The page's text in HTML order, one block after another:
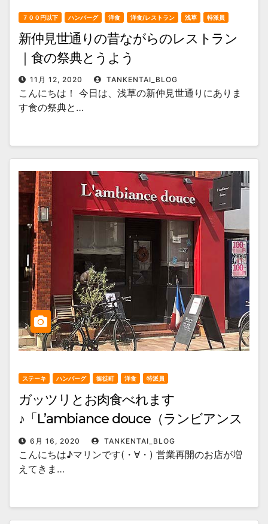
７００円以下 ハンバーグ 洋食 洋食/レストラン 浅草 特派員
新仲見世通りの昔ながらのレストラン
｜食の祭典とうよう
11月 12, 2020 TANKENTAI_BLOG
こんにちは！ 今日は、浅草の新仲見世通りにありま
す食の祭典と…
ステーキ ハンバーグ 御徒町 洋食 特派員
ガッツリとお肉食べれます
♪「L’ambiance douce（ランビアンス
ドゥ―ス）」御徒町
6月 16, 2020 TANKENTAI_BLOG
こんにちは♪マリンです(・∀・) 営業再開のお店が増
えてきま…